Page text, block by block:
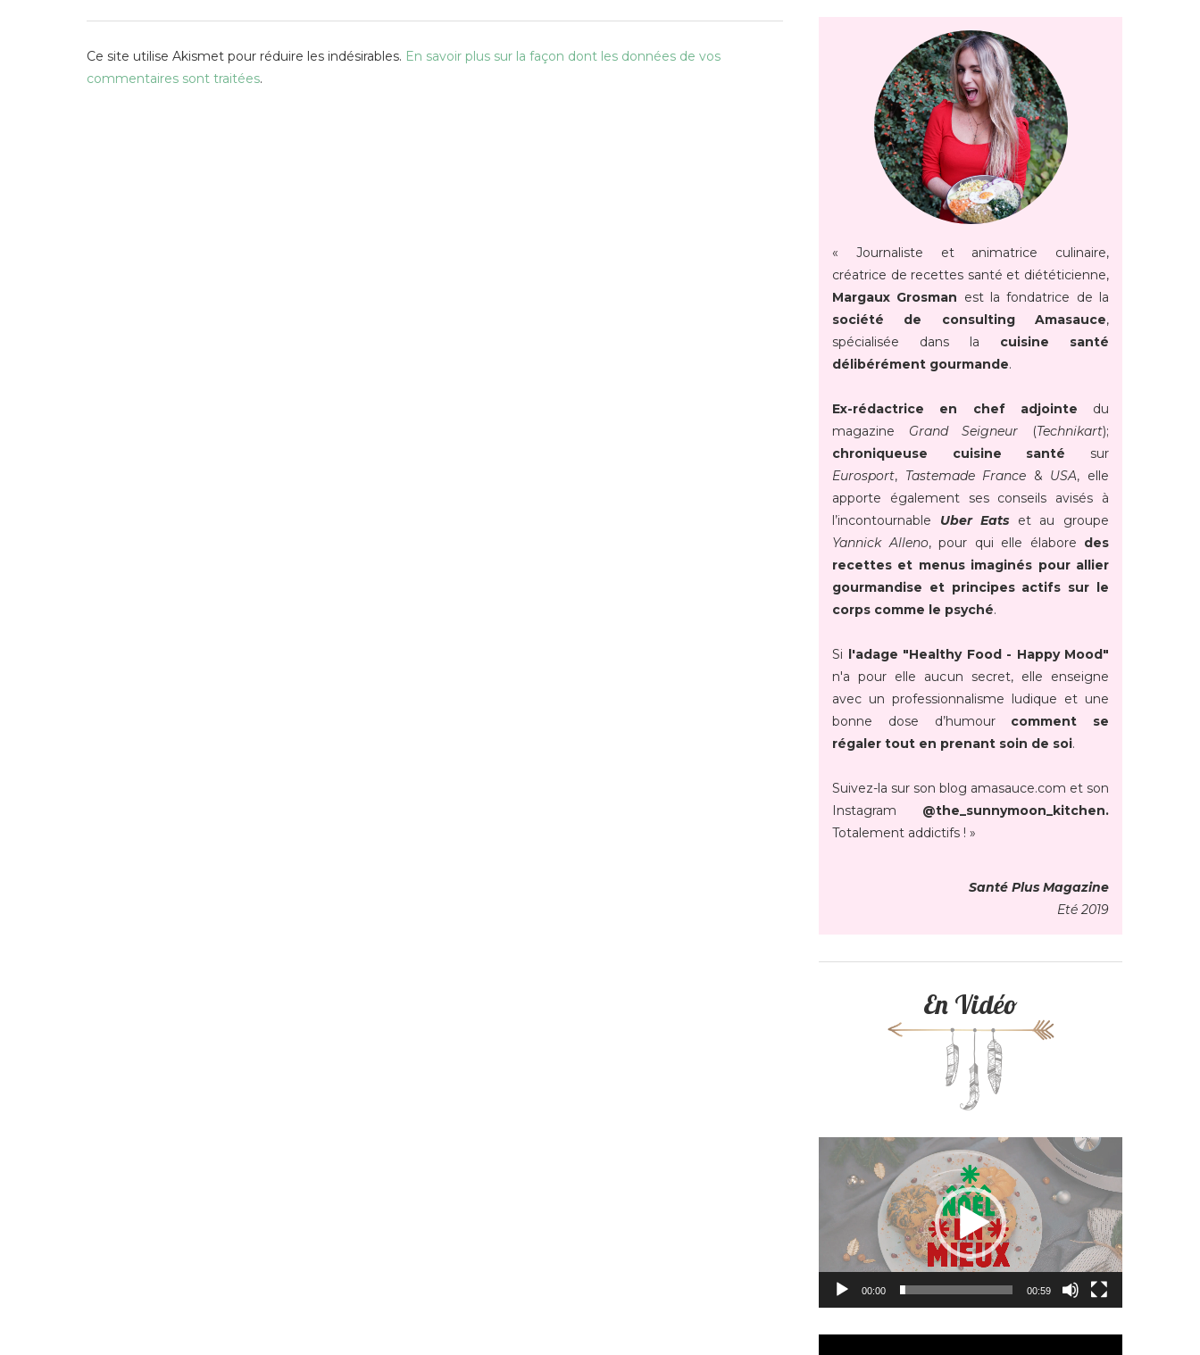
Ce site utilise Akismet pour réduire les indésirables. En savoir plus sur la façon dont les données de vos
commentaires sont traitées.
« Journaliste et animatrice culinaire,
créatrice de recettes santé et diététicienne,
Margaux Grosman est la fondatrice de la
société de consulting Amasauce,
spécialisée dans la cuisine santé
délibérément gourmande.
Ex-rédactrice en chef adjointe du
magazine Grand Seigneur (Technikart);
chroniqueuse cuisine santé sur
Eurosport, Tastemade France & USA, elle
apporte également ses conseils avisés à
l’incontournable Uber Eats et au groupe
Yannick Alleno, pour qui elle élabore des
recettes et menus imaginés pour allier
gourmandise et principes actifs sur le
corps comme le psyché.
Si l'adage "Healthy Food - Happy Mood"
n'a pour elle aucun secret, elle enseigne
avec un professionnalisme ludique et une
bonne dose d’humour comment se
régaler tout en prenant soin de soi.
Suivez-la sur son blog amasauce.com et son
Instagram @the_sunnymoon_kitchen.
Totalement addictifs ! »
Santé Plus Magazine
Eté 2019
En Vidéo
00:00 00:59